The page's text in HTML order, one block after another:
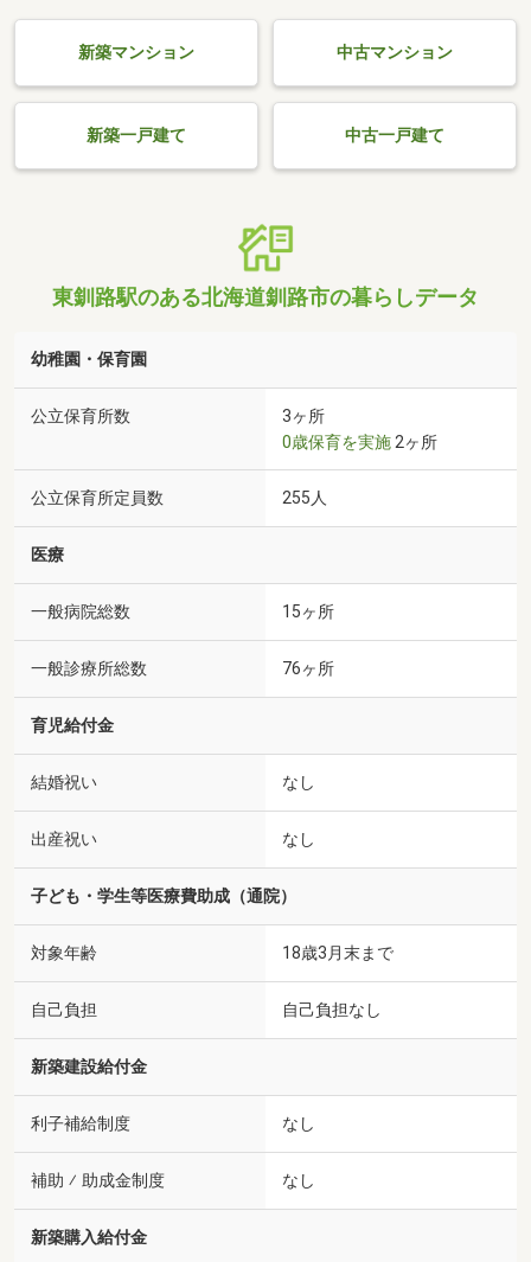
新築マンション 中古マンション
新築一戸建て 中古一戸建て
東釧路駅のある北海道釧路市の暮らしデータ
幼稚園・保育園
公立保育所数
3ヶ所
0歳保育を実施 2ヶ所
公立保育所定員数 255人
医療
一般病院総数 15ヶ所
一般診療所総数 76ヶ所
育児給付金
結婚祝い なし
出産祝い なし
子ども・学生等医療費助成（通院）
対象年齢 18歳3月末まで
自己負担 自己負担なし
新築建設給付金
利子補給制度 なし
補助 ⁄ 助成金制度 なし
新築購入給付金